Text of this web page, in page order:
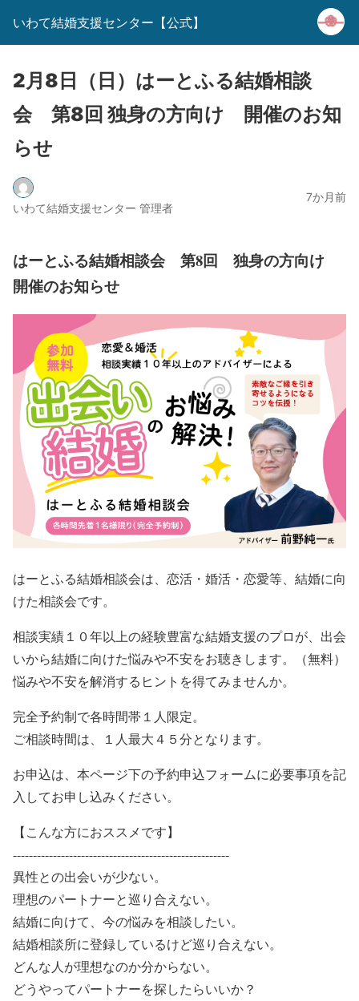
いわて結婚支援センター【公式】
2月8日（日）はーとふる結婚相談
会 第8回 独身の方向け 開催のお知
らせ
いわて結婚支援センター 管理者
7か月前
はーとふる結婚相談会第8回 独身の方向け
開催のお知らせ
はーとふる結婚相談会は、恋活・婚活・恋愛等、結婚に向
けた相談会です。
相談実績１０年以上の経験豊富な結婚支援のプロが、出会
いから結婚に向けた悩みや不安をお聴きします。（無料）
悩みや不安を解消するヒントを得てみませんか。
完全予約制で各時間帯１人限定。
ご相談時間は、１人最大４５分となります。
お申込は、本ページ下の予約申込フォームに必要事項を記
入してお申し込みください。
【こんな方におススメです】
------------------------------------------------------
異性との出会いが少ない。
理想のパートナーと巡り合えない。
結婚に向けて、今の悩みを相談したい。
結婚相談所に登録しているけど巡り合えない。
どんな人が理想なのか分からない。
どうやってパートナーを探したらいいか？